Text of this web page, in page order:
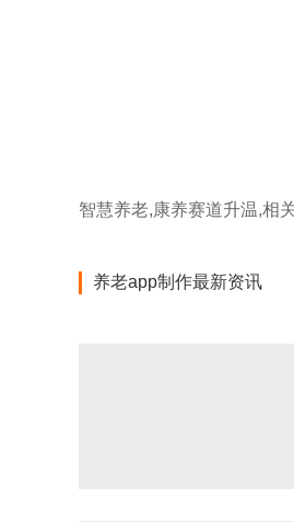
养老app制作最新资讯